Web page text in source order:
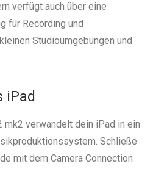
verfügt auch über eine
für Recording und
Studioumgebungen und
iPad
mk2 verwandelt dein iPad in ein
Schließe
mit dem Camera Connection